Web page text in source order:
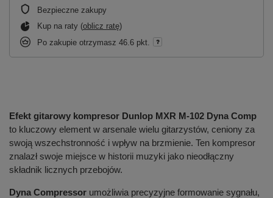
Bezpieczne zakupy
Kup na raty (oblicz ratę)
Po zakupie otrzymasz 46.6 pkt.
Efekt gitarowy kompresor Dunlop MXR M-102 Dyna Comp
to kluczowy element w arsenale wielu gitarzystów, ceniony za
swoją wszechstronność i wpływ na brzmienie. Ten kompresor
znalazł swoje miejsce w historii muzyki jako nieodłączny
składnik licznych przebojów.
Dyna Compressor umożliwia precyzyjne formowanie sygnału,